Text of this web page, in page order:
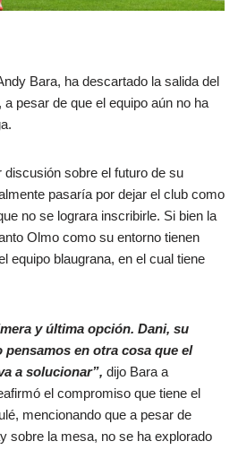
Bara, ha descartado la salida del
, a pesar de que el equipo aún no ha
discusión sobre el futuro de su
pasaría por dejar el club como
no se lograra inscribirle. Si bien la
Olmo como su entorno tienen
equipo blaugrana, en el cual tiene
y última opción. Dani, su
en otra cosa que el
a solucionar”, dijo Bara a
el compromiso que tiene el
mencionando que a pesar de
sobre la mesa, no se ha explorado